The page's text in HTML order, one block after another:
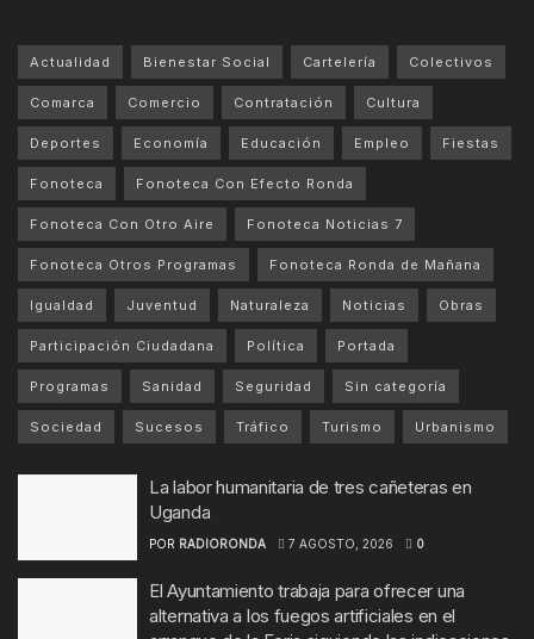
Actualidad Bienestar Social Cartelería Colectivos
Comarca Comercio Contratación Cultura
Deportes Economía Educación Empleo Fiestas
Fonoteca Fonoteca Con Efecto Ronda
Fonoteca Con Otro Aire Fonoteca Noticias 7
Fonoteca Otros Programas Fonoteca Ronda de Mañana
Igualdad Juventud Naturaleza Noticias Obras
Participación Ciudadana Política Portada
Programas Sanidad Seguridad Sin categoría
Sociedad Sucesos Tráfico Turismo Urbanismo
La labor humanitaria de tres cañeteras en
Uganda
POR RADIORONDA 7 AGOSTO, 2026 0
El Ayuntamiento trabaja para ofrecer una
alternativa a los fuegos artificiales en el